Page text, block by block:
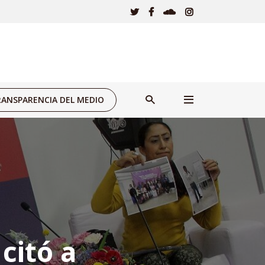
DEL MEDIO
a